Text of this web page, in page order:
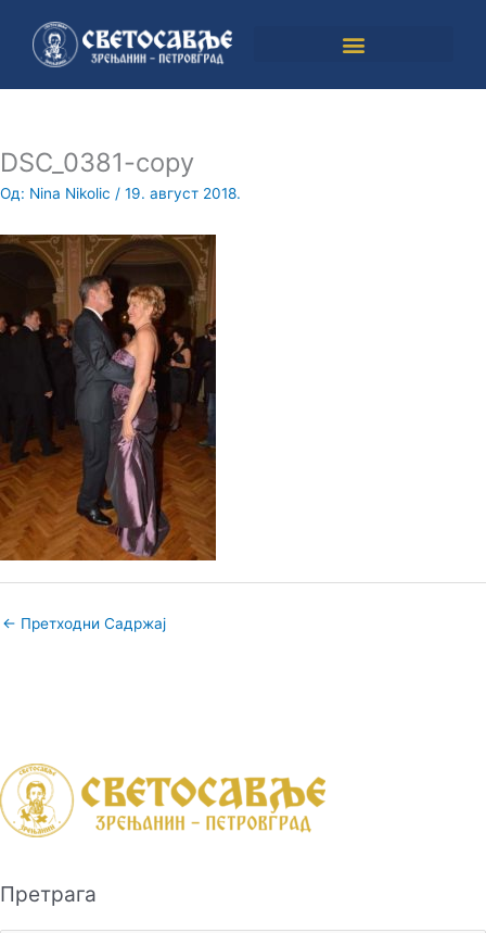
садржај
DSC_0381-copy
Од: Nina Nikolic / 19. август 2018.
← Претходни Садржај
Претрага